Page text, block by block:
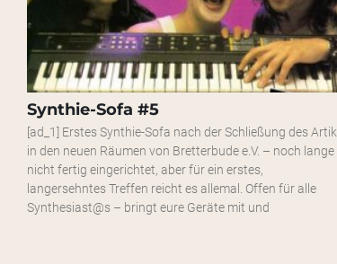
Synthie-Sofa #5
[ad_1] Erstes Synthie-Sofa nach der Schließung des Artik
in den neuen Räumen von Bretterbude e.V. – noch lange
nicht fertig eingerichtet, aber für ein erstes,
langersehntes Treffen reicht es allemal. Offen für alle
Synthesiast@s – bringt eure Geräte mit und